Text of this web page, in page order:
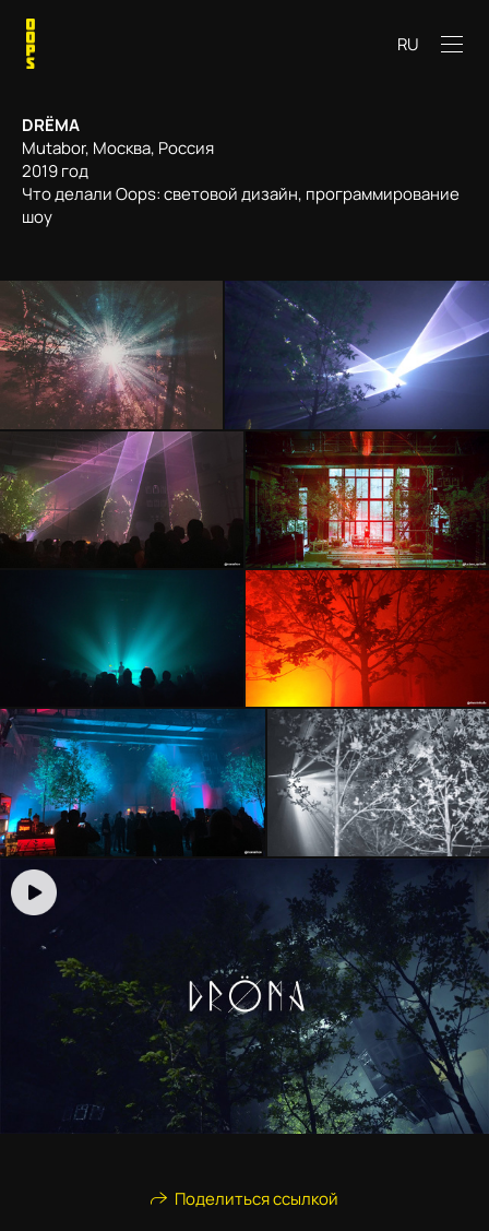
RU
DRЁMA
Mutabor, Москва, Россия
2019 год
Что делали Oops: световой дизайн, программирование
шоу
Поделиться ссылкой